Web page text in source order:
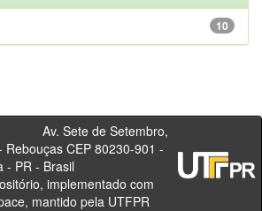
10
Sete de Setembro,
Rebouças CEP 80230-901 -
- PR - Brasil
implementado com
mantido pela UTFPR